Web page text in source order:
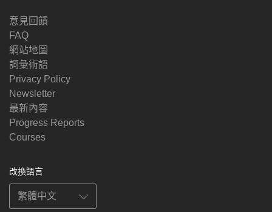
意見回饋
FAQ
網站地圖
詞彙術語
Privacy Policy
Newsletter
最新內容
Progress Reports
Courses
改換語言